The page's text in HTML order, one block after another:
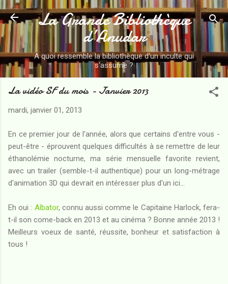
Accéder au contenu principal
La Grande Bibliothèque
d’Anudar
A quoi ressemble la bibliothèque d'un inculte qui
s'assume ?
La vidéo SF du mois - Janvier 2013
mardi, janvier 01, 2013
En ce premier jour de l'année, alors que certains d'entre vous -
peut-être - éprouvent quelques difficultés à se remettre de leur
éthanolémie nocturne, ma série mensuelle favorite revient,
avec un trailer (semble-t-il authentique) pour un long-métrage
d'animation 3D qui devrait en intéresser plus d'un ici...
Eh oui : Albator, connu aussi comme le Capitaine Harlock, fera-
t-il son come-back en 2013 et au cinéma ? Bonne année 2013 !
Meilleurs voeux de santé, réussite, bonheur et satisfaction à
tous !